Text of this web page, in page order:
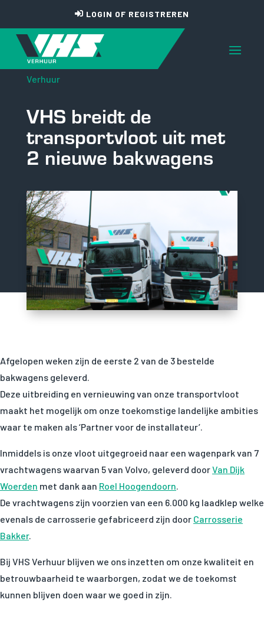
LOGIN OF REGISTREREN
Verhuur
VHS breidt de
transportvloot uit met
2 nieuwe bakwagens
Afgelopen weken zijn de eerste 2 van de 3 bestelde
bakwagens geleverd.
Deze uitbreiding en vernieuwing van onze transportvloot
maakt het mogelijk om onze toekomstige landelijke ambities
waar te maken als ‘Partner voor de installateur’.
Inmiddels is onze vloot uitgegroeid naar een wagenpark van 7
vrachtwagens waarvan 5 van Volvo, geleverd doorVan Dijk
Woerden met dank aan Roel Hoogendoorn.
De vrachtwagens zijn voorzien van een 6.000 kg laadklep welke
evenals de carrosserie gefabriceerd zijn door Carrosserie
Bakker.
Bij VHS Verhuur blijven we ons inzetten om onze kwaliteit en
betrouwbaarheid te waarborgen, zodat we de toekomst
kunnen blijven doen waar we goed in zijn.